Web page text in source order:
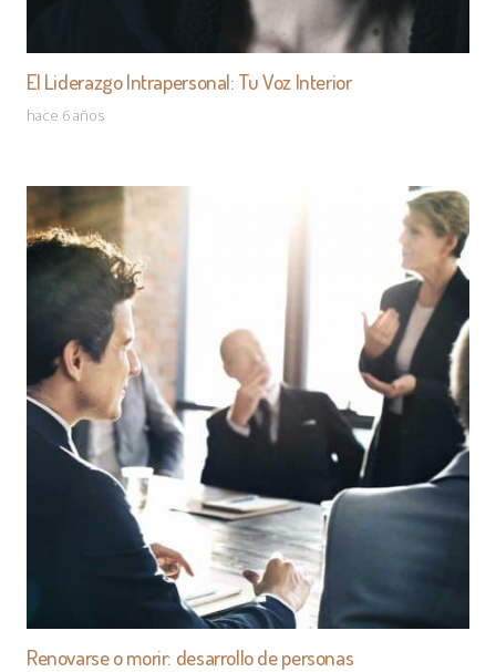
El Liderazgo Intrapersonal: Tu Voz Interior
hace 6 años
Renovarse o morir: desarrollo de personas